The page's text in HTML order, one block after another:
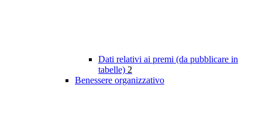
Dati relativi ai premi (da pubblicare in
tabelle) 2
Benessere organizzativo